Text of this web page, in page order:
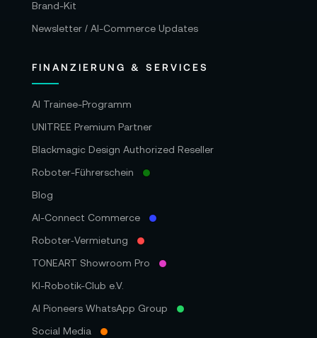
Garantie:
36 Monate Herstellergarantie
Alle Angaben ohne Gewähr. Bitte beachten
Brand-Kit
Newsletter / AI-Commerce Updates
FINANZIERUNG & SERVICES
AI Trainee-Programm
UNITREE Premium Partner
Blackmagic Design Authorized Reseller
Roboter-Führerschein
Blog
AI-Connect Commerce
Roboter‑Vermietung
TONEART Showroom Pro
KI-Robotik-Club e.V.
AI Pioneers WhatsApp Group
Social Media